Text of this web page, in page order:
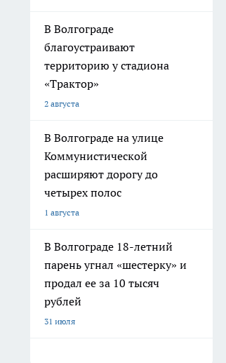
В Волгограде
благоустраивают
территорию у стадиона
«Трактор»
2 августа
В Волгограде на улице
Коммунистической
расширяют дорогу до
четырех полос
1 августа
В Волгограде 18-летний
парень угнал «шестерку» и
продал ее за 10 тысяч
рублей
31 июля